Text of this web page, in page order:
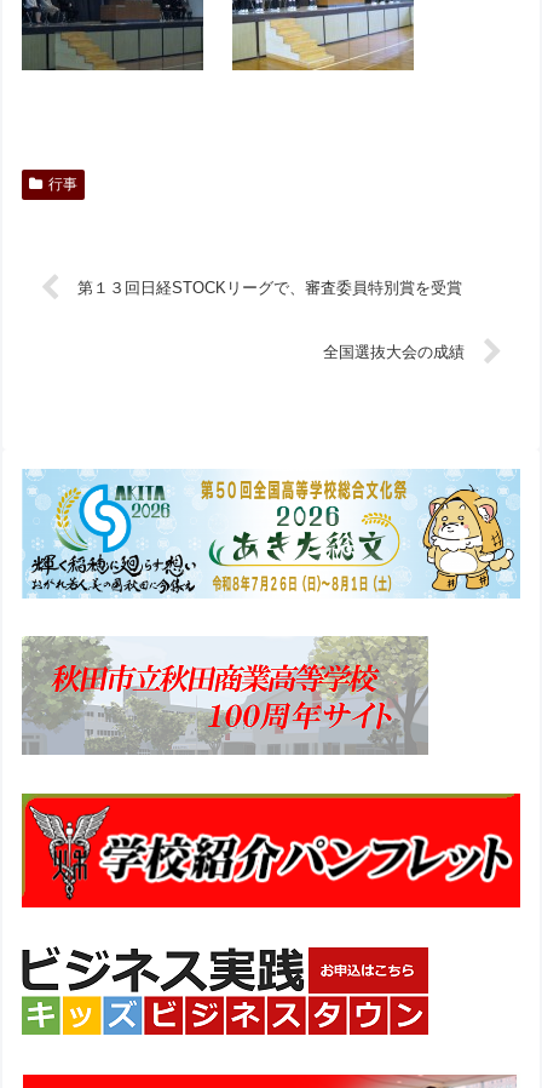
行事
第１３回日経STOCKリーグで、審査委員特別賞を受賞
全国選抜大会の成績